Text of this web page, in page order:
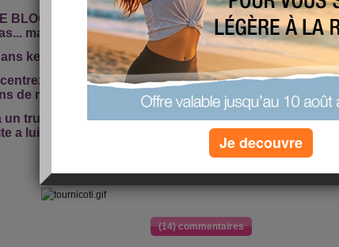
BLOG D'ADRIEN LEMAY , J'espere kil
mais son ptit exercice m'a bien plu!
kel sens tourne le mannequin?
bien en fait vous pouvez controler
de rotation, c'est bluffant!!!
truc, mais il faut le demander a Adrien,
a lui posté un com sur son site pour lui
Bisesss
(14) commentaires
Je decouvre